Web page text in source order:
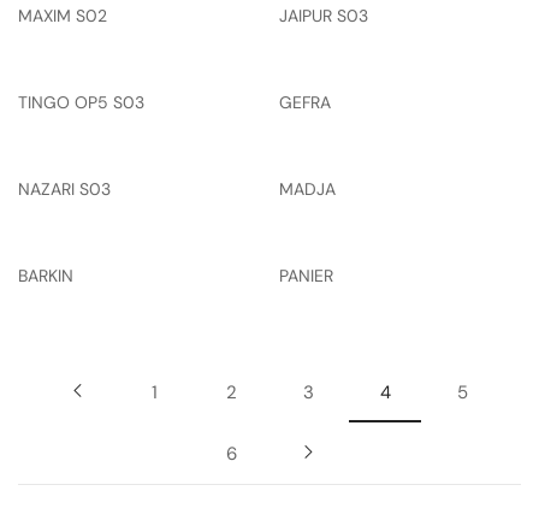
MAXIM S02 JAIPUR S03
TINGO OP5 S03 GEFRA
NAZARI S03 MADJA
BARKIN PANIER
1 2 3 4 5
6